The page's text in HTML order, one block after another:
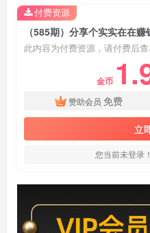
此内容为付费资源，请付费后
金币
赞助会员 免费
立
您当前未登录
付费资源